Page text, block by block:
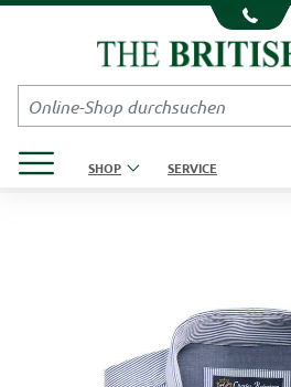
Kompletten Head der Seite überspringen
SHOP SERVICE